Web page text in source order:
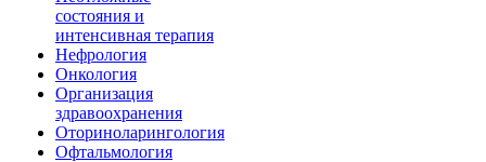
состояния и
интенсивная терапия
Нефрология
Онкология
Организация
здравоохранения
Оториноларингология
Офтальмология